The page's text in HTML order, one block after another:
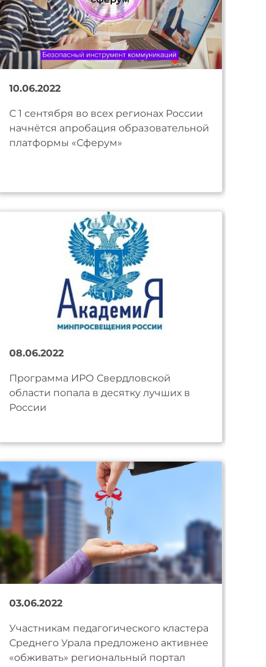
10.06.2022
С 1 сентября во всех регионах России
начнётся апробация образовательной
платформы «Сферум»
08.06.2022
Программа ИРО Свердловской
области попала в десятку лучших в
России
03.06.2022
Участникам педагогического кластера
Среднего Урала предложено активнее
«обживать» региональный портал